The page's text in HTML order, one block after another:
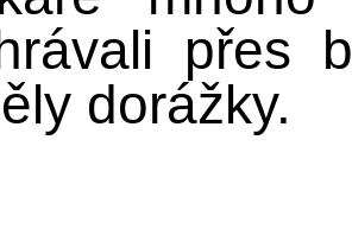
přes
dorážky.